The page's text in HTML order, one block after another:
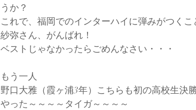
うか？
これで、福岡でのインターハイに弾みがつくこ
紗弥さん、がんばれ！
ベストじゃなかったらごめんなさい・・・
もう一人
野口大雅（霞ヶ浦3年）こちらも初の高校生決
やった～～～～タイガ～～～～